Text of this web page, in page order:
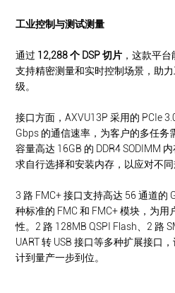
工业控制与测试测量
通过 12,288 个 DSP 切片 ，这款平
支持精密测量和实时控制场景，助
级。
接口方面，AXVU13P 采用的 PCIe
Gbps 的通信速率，为客户的多任务
容量高达 16GB 的 DDR4 SODIMM
求自行选择和安装内存，以应对不同
3 路 FMC+ 接口支持高达 56 通道的
种标准的 FMC 和 FMC+ 模块，为
性。2 路 128MB QSPI Flash、2 路
UART 转 USB 接口等多种扩展接口
计到量产一步到位。